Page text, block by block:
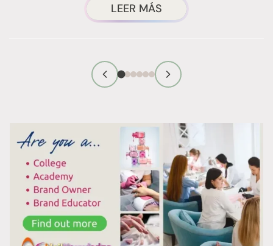
LEER MÁS ACERCA
DE
NAILS»:
LO
SABER
SOBRE
LA
CIENCIA
DE
LAS
UÑAS